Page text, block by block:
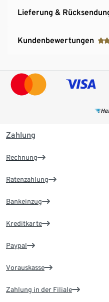
Lieferung &
Kundenbewertungen
Zahlung
Rechnung
Ratenzahlung
Bankeinzug
Kreditkarte
Paypal
Vorauskasse
Zahlung in der Filiale